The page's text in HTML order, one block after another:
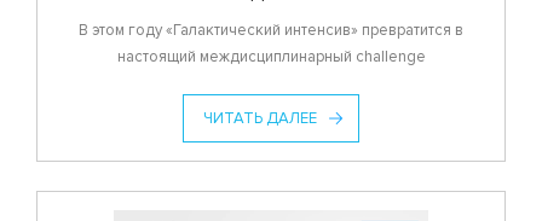
В этом году «Галактический интенсив» превратится в
настоящий междисциплинарный challenge
ЧИТАТЬ ДАЛЕЕ